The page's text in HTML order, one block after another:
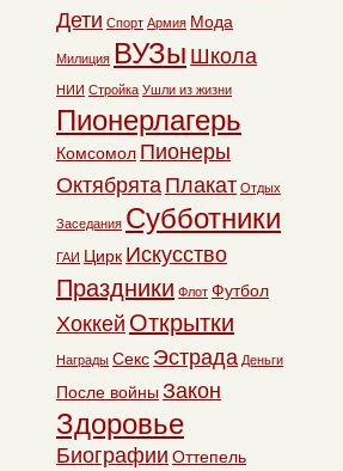
Дети Спорт Армия Мода
Милиция ВУЗы Школа
НИИ Стройка Ушли из жизни
Пионерлагерь
Комсомол Пионеры
Октябрята Плакат Отдых
Заседания Субботники
ГАИ Цирк Искусство
Праздники Флот Футбол
Хоккей Открытки
Награды Секс Эстрада Деньги
После войны Закон
Здоровье
Биографии Оттепель